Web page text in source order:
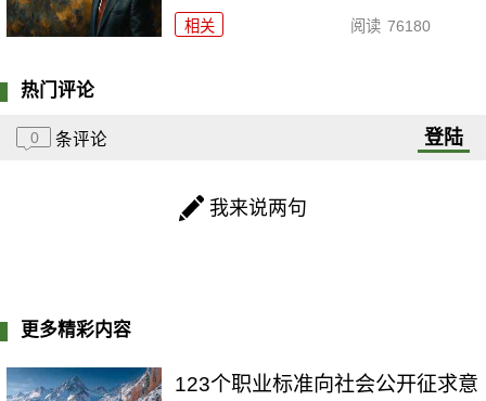
相关 阅读 76180
热门评论
0 条评论 登陆
我来说两句
更多精彩内容
123个职业标准向社会公开征求意